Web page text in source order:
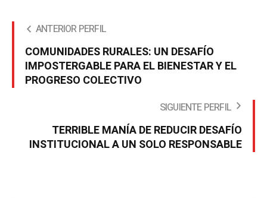
ANTERIOR PERFIL
COMUNIDADES RURALES: UN DESAFÍO
IMPOSTERGABLE PARA EL BIENESTAR Y EL
PROGRESO COLECTIVO
SIGUIENTE PERFIL
TERRIBLE MANÍA DE REDUCIR DESAFÍO
INSTITUCIONAL A UN SOLO RESPONSABLE